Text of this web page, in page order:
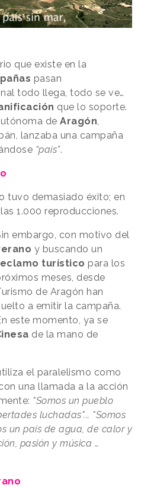
que existe en la
pasan
todo llega, todo se ve…
que lo soporte.
de Aragón,
lanzaba una campaña
“país”.
tuvo demasiado éxito; en
1.000 reproducciones.
embargo, con motivo del
y buscando un
turístico para los
meses, desde
de Aragón han
a emitir la campaña.
este momento, ya se
de la mano de
el paralelismo como
una llamada a la acción
"Somos un pueblo
luchadas"... "Somos
un país de agua, de calor y
pasión y música …